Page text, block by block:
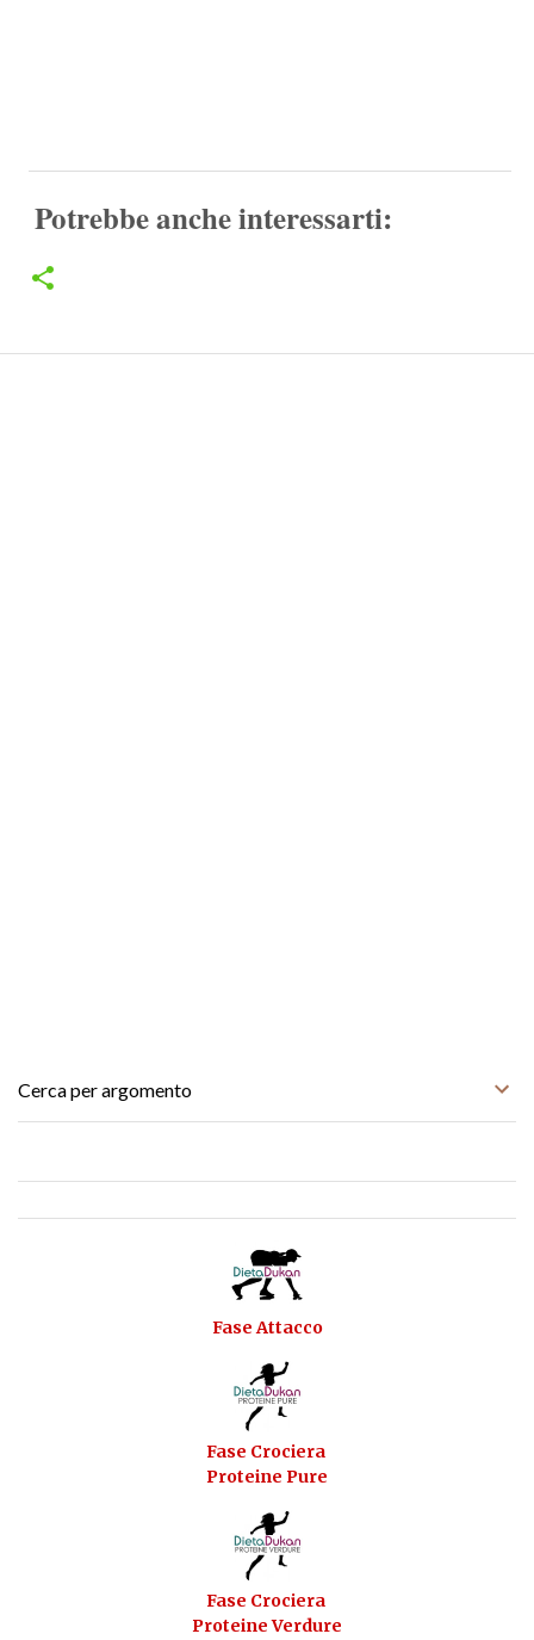
Potrebbe anche interessarti:
Cerca per argomento
Fase Attacco
Fase Crociera
Proteine Pure
Fase Crociera
Proteine Verdure